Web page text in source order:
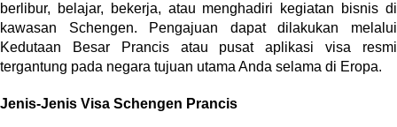
berlibur, belajar, bekerja, atau menghadiri kegiatan bisnis di
kawasan Schengen. Pengajuan dapat dilakukan melalui
Kedutaan Besar Prancis atau pusat aplikasi visa resmi
tergantung pada negara tujuan utama Anda selama di Eropa.
Jenis-Jenis Visa Schengen Prancis